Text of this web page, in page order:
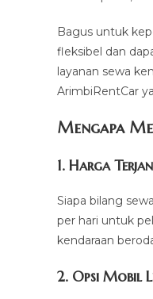
Bagus untuk
fleksibel dan
layanan sewa
ArimbiRentCar
Mengapa
1. Harga
Siapa bilang
per hari untuk
kendaraan
2. Opsi Mobil